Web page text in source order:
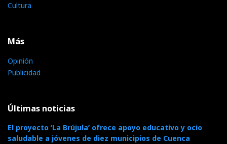
Cultura
Más
Opinión
Publicidad
Últimas noticias
El proyecto ‘La Brújula’ ofrece apoyo educativo y ocio
saludable a jóvenes de diez municipios de Cuenca